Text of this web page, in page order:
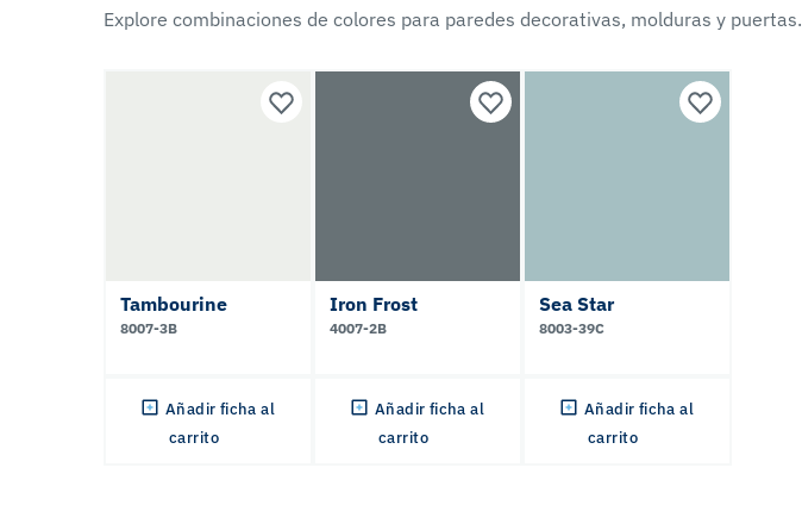
Explore combinaciones de colores para paredes decorativas, molduras y puertas.
Tambourine
8007-3B
Añadir ficha al
carrito
Iron Frost
4007-2B
Añadir ficha al
carrito
Sea Star
8003-39C
Añadir ficha al
carrito